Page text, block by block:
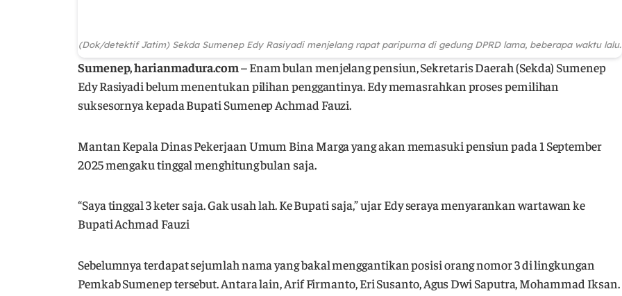
(Dok/detektif Jatim) Sekda Sumenep Edy Rasiyadi menjelang rapat paripurna di gedung DPRD lama, beberapa waktu lalu.
Sumenep, harianmadura.com– Enam bulan menjelang pensiun, Sekretaris Daerah (Sekda) Sumenep
Edy Rasiyadi belum menentukan pilihan penggantinya. Edy memasrahkan proses pemilihan
suksesornya kepada Bupati Sumenep Achmad Fauzi.
Mantan Kepala Dinas Pekerjaan Umum Bina Marga yang akan memasuki pensiun pada 1 September
2025 mengaku tinggal menghitung bulan saja.
“Saya tinggal 3 keter saja. Gak usah lah. Ke Bupati saja,” ujar Edy seraya menyarankan wartawan ke
Bupati Achmad Fauzi
Sebelumnya terdapat sejumlah nama yang bakal menggantikan posisi orang nomor 3 di lingkungan
Pemkab Sumenep tersebut. Antara lain, Arif Firmanto, Eri Susanto, Agus Dwi Saputra, Mohammad Iksan.